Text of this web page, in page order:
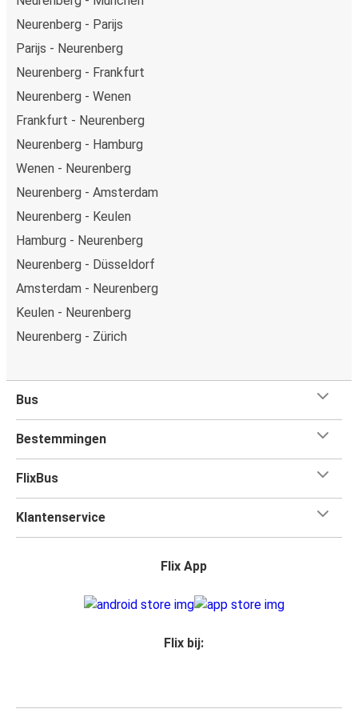
Neurenberg - Parijs
Parijs - Neurenberg
Neurenberg - Frankfurt
Neurenberg - Wenen
Frankfurt - Neurenberg
Neurenberg - Hamburg
Wenen - Neurenberg
Neurenberg - Amsterdam
Neurenberg - Keulen
Hamburg - Neurenberg
Neurenberg - Düsseldorf
Amsterdam - Neurenberg
Keulen - Neurenberg
Neurenberg - Zürich
Bus
Bestemmingen
FlixBus
Klantenservice
Flix App
Flix bij: